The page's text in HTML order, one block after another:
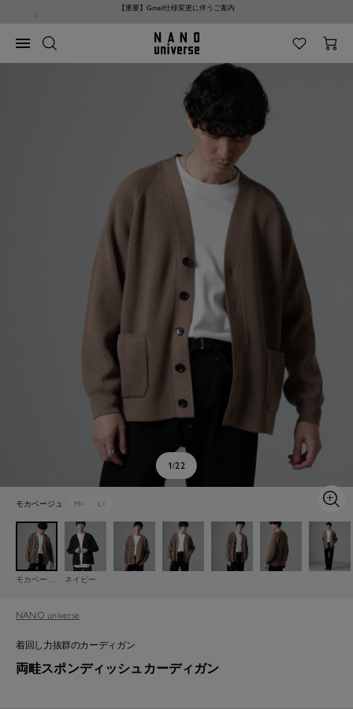
ツ
NANO universe サイト利用規約改定のお知らせ
ナ
NANO
universe
1/22
モカベージュ M× L×
ズ
ム
イ
ン
モカベージュ
ネイビー
NANO universe
着回し力抜群のカーディガン
両畦スポンディッシュカーディガン